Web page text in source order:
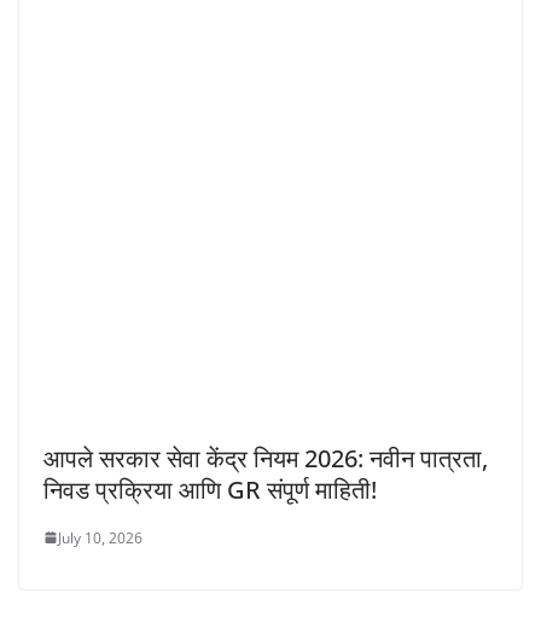
आपले सरकार सेवा केंद्र नियम 2026: नवीन पात्रता,
निवड प्रक्रिया आणि GR संपूर्ण माहिती!
July 10, 2026